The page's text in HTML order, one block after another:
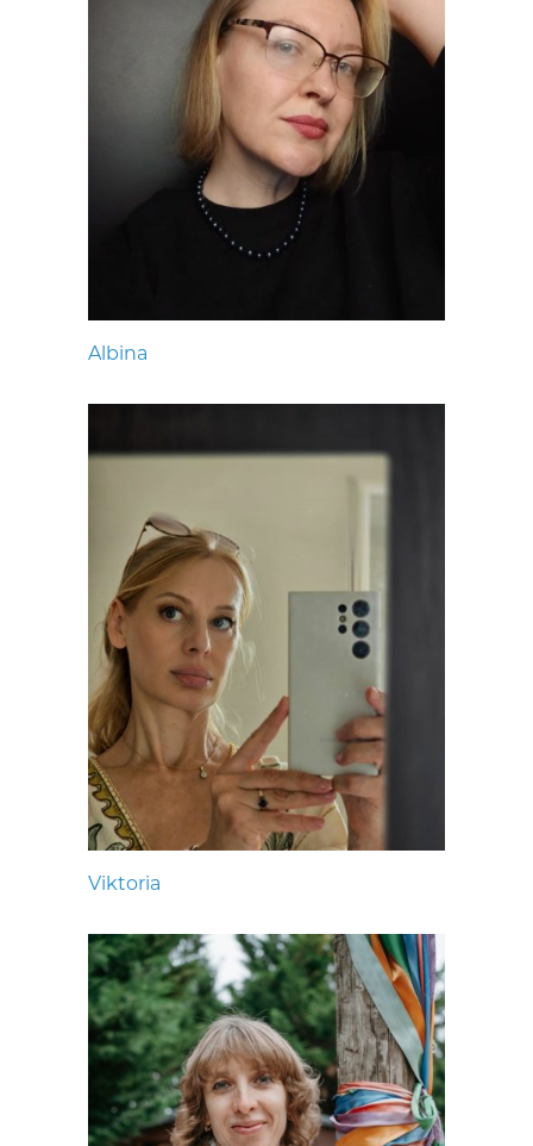
Albina
Viktoria